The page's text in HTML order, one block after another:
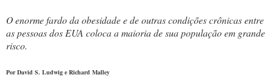
O enorme fardo da obesidade e de outras condições crônicas entre
as pessoas dos EUA coloca a maioria de sua população em grande
risco.
Por David S. Ludwig e Richard Malley